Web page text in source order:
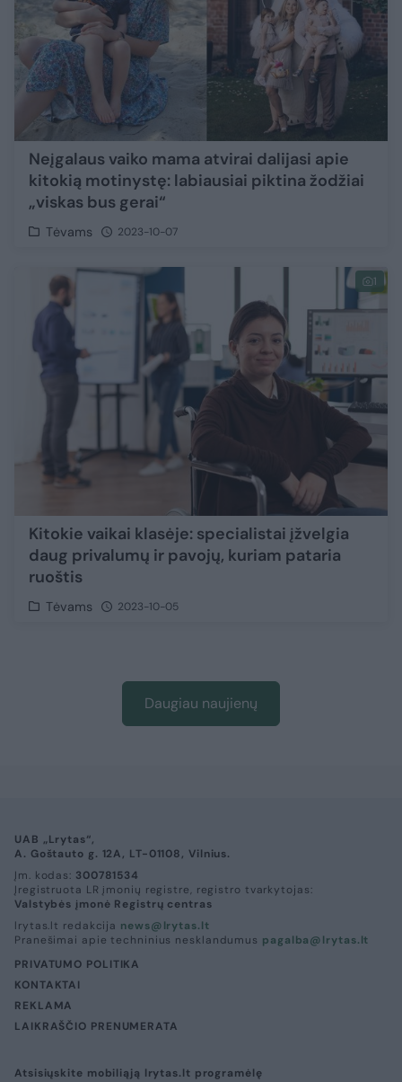
Neįgalaus vaiko mama atvirai dalijasi apie
kitokią motinystę: labiausiai piktina žodžiai
„viskas bus gerai“
Tėvams 2023-10-07
1
Kitokie vaikai klasėje: specialistai įžvelgia
daug privalumų ir pavojų, kuriam pataria
ruoštis
Tėvams 2023-10-05
Daugiau naujienų
UAB „Lrytas“,
A. Goštauto g. 12A, LT-01108, Vilnius.
Įm. kodas: 300781534
Įregistruota LR įmonių registre, registro tvarkytojas:
Valstybės įmonė Registrų centras
lrytas.lt redakcija news@lrytas.lt
Pranešimai apie techninius nesklandumus pagalba@lrytas.lt
PRIVATUMO POLITIKA
KONTAKTAI
REKLAMA
LAIKRAŠČIO PRENUMERATA
Atsisiųskite mobiliąją lrytas.lt programėlę